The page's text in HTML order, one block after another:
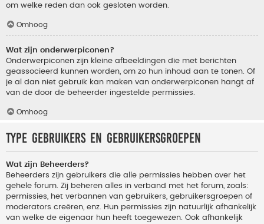
om welke reden dan ook gesloten worden.
Omhoog
Wat zijn onderwerpiconen?
Onderwerpiconen zijn kleine afbeeldingen die met berichten
geassocieerd kunnen worden, om zo hun inhoud aan te tonen. Of
je al dan niet gebruik kan maken van onderwerpiconen hangt af
van de door de beheerder ingestelde permissies.
Omhoog
Type gebruikers en gebruikersgroepen
Wat zijn Beheerders?
Beheerders zijn gebruikers die alle permissies hebben over het
gehele forum. Zij beheren alles in verband met het forum, zoals:
permissies, het verbannen van gebruikers, gebruikersgroepen of
moderators creëren, enz. Hun permissies zijn natuurlijk afhankelijk
van welke de eigenaar hun heeft toegewezen. Ook afhankelijk